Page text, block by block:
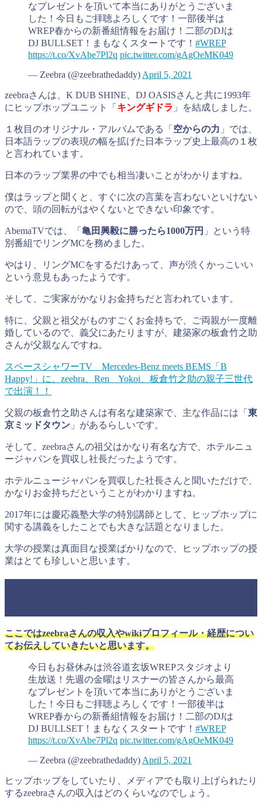
なプレゼントを頂いて本当にありがとうございま
した！今日もご拝聴よろしくです！一部後半は
WREP春からの新番組情報をお届け！二部のDJは
DJ BULLSET！まもなくスタートです！ #WREP
https://t.co/XvAbe7Pl2q pic.twitter.com/gAgOeMK049
— Zeebra (@zeebrathedaddy) April 5, 2021
zeebraさんは、K DUB SHINE、DJ OASISさんと共に1993年
にヒップホップユニット「 キングギドラ 」を結成しました。
１枚目のオリジナル・アルバムである「 空からの力 」では、
日本語ラップの表現の幅を拡げた日本ラップ史上最高の１枚
と言われています。
日本のラップ業界の中でも相当凄いことがわかりますね。
僕はラップと聞くと、すぐに次の言葉を言わないといけない
ので、頭の回転がはやくないとできない印象です。
AbemaTVでは、「 亀田興毅に勝ったら1000万円 」という特
別番組でリングMCを務めました。
やはり、リングMCをするだけあって、声が渋くかっこいい
という意見もあったようです。
そして、ご実家がかなりお金持ちだと言われています。
特に、父親と祖父がものすごくお金持ちで、ご両親が一度離
婚しているので、義父にあたりますが、建築家の板倉竹之助
さんが父親なんですね。
スペースシャワーTV Mercedes-Benz meets BEMS「B
Happy!」に、zeebra、Ren Yokoi、板倉竹之助の親子三世代
で出演！！
父親の板倉竹之助さんは有名な建築家で、主な作品には「 東
京ミッドタウン 」があるらしいです。
そして、zeebraさんの祖父はかなり有名な方で、ホテルニュ
ージャパンを買収し社長だったようです。
ホテルニュージャパンを買収した社長さんと聞いただけで、
かなりお金持ちだということがわかりますね。
2017年には慶応義塾大学の特別講師として、ヒップホップに
関する講義をしたことでも大きな話題となりました。
大学の授業は真面目な授業ばかりなので、ヒップホップの授
業はとても珍しいと思います。
ここではzeebraさんの収入やwikiプロフィール・経歴につい
てお伝えしていきたいと思います。
今日もお昼休みは渋谷道玄坂WREPスタジオより
生放送！先週の金曜はリスナーの皆さんから最高
なプレゼントを頂いて本当にありがとうございま
した！今日もご拝聴よろしくです！一部後半は
WREP春からの新番組情報をお届け！二部のDJは
DJ BULLSET！まもなくスタートです！ #WREP
https://t.co/XvAbe7Pl2q pic.twitter.com/gAgOeMK049
— Zeebra (@zeebrathedaddy)April 5, 2021
ヒップホップをしていたり、メディアでも取り上げられたり
するzeebraさんの収入はどのくらいなのでしょう。